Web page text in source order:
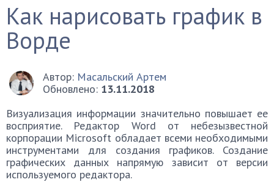
Как нарисовать график в
Ворде
Автор: Масальский Артем
Обновлено: 13.11.2018
Визуализация информации значительно повышает ее
восприятие. Редактор Word от небезызвестной
корпорации Microsoft обладает всеми необходимыми
инструментами для создания графиков. Создание
графических данных напрямую зависит от версии
используемого редактора.